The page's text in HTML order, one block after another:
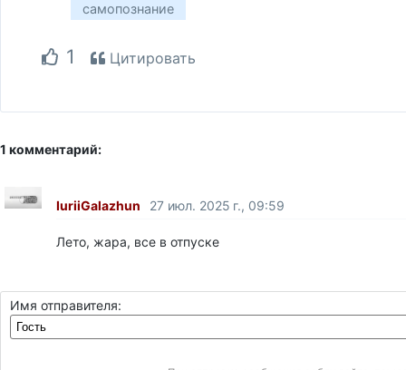
самопознание
1 Цитировать
1 комментарий:
IuriiGalazhun 27 июл. 2025 г., 09:59
Лето, жара, все в отпуске
Имя отправителя: